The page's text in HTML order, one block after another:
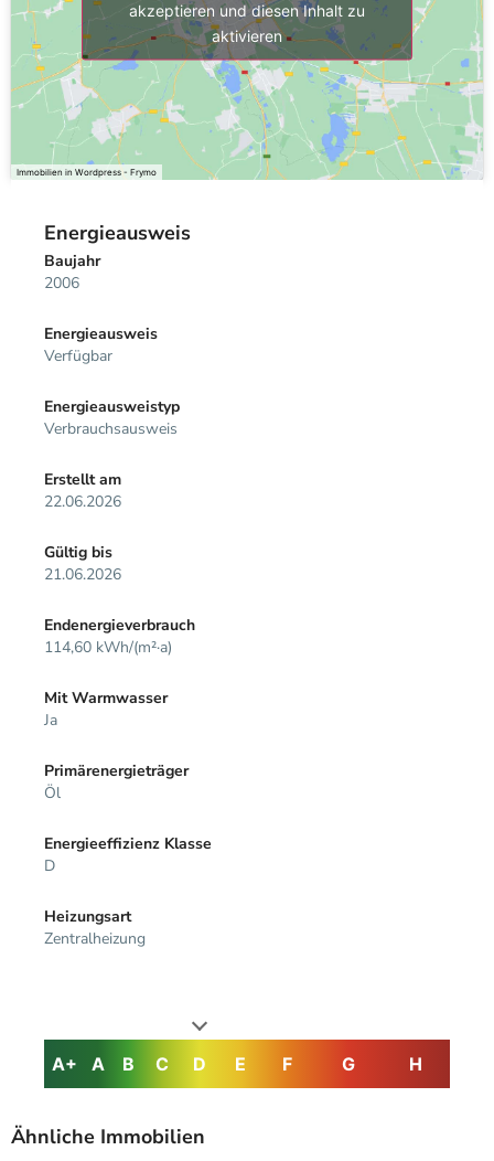
akzeptieren und diesen Inhalt zu
aktivieren
Immobilien in Wordpress - Frymo
Energieausweis
Baujahr
2006
Energieausweis
Verfügbar
Energie­ausweistyp
Verbrauchsausweis
Erstellt am
22.06.2026
Gültig bis
21.06.2026
Endenergieverbrauch
114,60 kWh/(m²·a)
Mit Warmwasser
Ja
Primärenergieträger
Öl
Energieeffizienz Klasse
D
Heizungsart
Zentralheizung
A+ A B C D E F G H
Ähnliche Immobilien